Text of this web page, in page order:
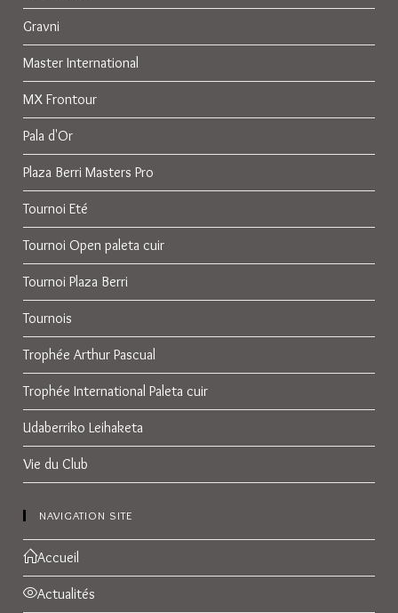
Gravni
Master International
MX Frontour
Pala d'Or
Plaza Berri Masters Pro
Tournoi Eté
Tournoi Open paleta cuir
Tournoi Plaza Berri
Tournois
Trophée Arthur Pascual
Trophée International Paleta cuir
Udaberriko Leihaketa
Vie du Club
NAVIGATION SITE
Accueil
Actualités